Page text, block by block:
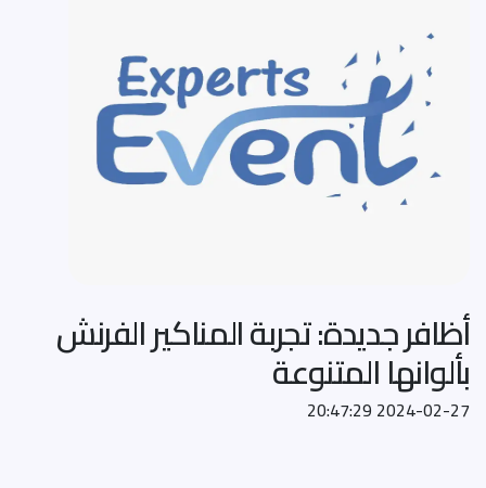
أظافر جديدة: تجربة المناكير الفرنش
بألوانها المتنوعة
2024-02-27 20:47:29